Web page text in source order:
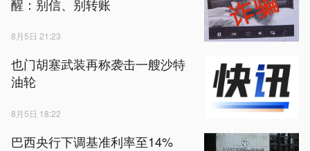
醒：别信、别转账
8月5日 21:23
也门胡塞武装再称袭击一艘沙特
油轮
8月5日 18:22
巴西央行下调基准利率至14%